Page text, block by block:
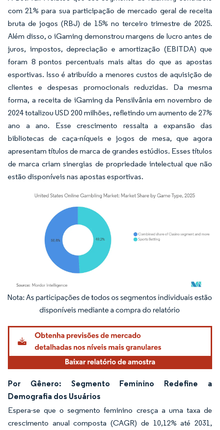
com 21% para sua participação de mercado geral de receita
bruta de jogos (RBJ) de 15% no terceiro trimestre de 2025.
Além disso, o iGaming demonstrou margens de lucro antes de
juros, impostos, depreciação e amortização (EBITDA) que
foram 8 pontos percentuais mais altas do que as apostas
esportivas. Isso é atribuído a menores custos de aquisição de
clientes e despesas promocionais reduzidas. Da mesma
forma, a receita de iGaming da Pensilvânia em novembro de
2024 totalizou USD 200 milhões, refletindo um aumento de 27%
ano a ano. Esse crescimento ressalta a expansão das
bibliotecas de caça-níqueis e jogos de mesa, que agora
apresentam títulos de marca de grandes estúdios. Esses títulos
de marca criam sinergias de propriedade intelectual que não
estão disponíveis nas apostas esportivas.
Imagem © Mordor Intelligence. O reuso requer atribuição conforme CC BY 4.0.
Por Gênero: Segmento Feminino Redefine a
Demografia dos Usuários
Espera-se que o segmento feminino cresça a uma taxa de
crescimento anual composta (CAGR) de 10,12% até 2031,